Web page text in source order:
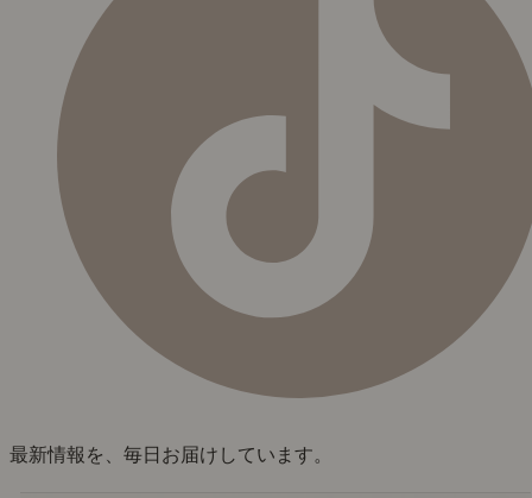
最新情報を、毎日お届けしています。